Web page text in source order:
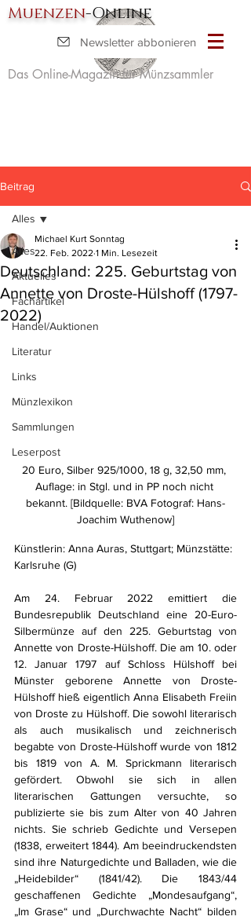
Muenzen-Online
Das Online-Magazin für Münzsammler
Newsletter abbonieren
Beitrag
Alles
Aktuelles
Fachartikel
Handel/Auktionen
Literatur
Links
Münzlexikon
Sammlungen
Leserpost
Alles
Deutschland: 225. Geburtstag von
Annette von Droste-Hülshoff (1797-
2022)
Michael Kurt Sonntag
22. Feb. 2022 1 Min. Lesezeit
20 Euro, Silber 925/1000, 18 g, 32,50 mm,
Auflage: in Stgl. und in PP noch nicht
bekannt. [Bildquelle: BVA Fotograf: Hans-
Joachim Wuthenow]
Künstlerin: Anna Auras, Stuttgart; Münzstätte:
Karlsruhe (G)
Am 24. Februar 2022 emittiert die
Bundesrepublik Deutschland eine 20-Euro-
Silbermünze auf den 225. Geburtstag von
Annette von Droste-Hülshoff. Die am 10. oder
12. Januar 1797 auf Schloss Hülshoff bei
Münster geborene Annette von Droste-
Hülshoff hieß eigentlich Anna Elisabeth Freiin
von Droste zu Hülshoff. Die sowohl literarisch
als auch musikalisch und zeichnerisch
begabte von Droste-Hülshoff wurde von 1812
bis 1819 von A. M. Sprickmann literarisch
gefördert. Obwohl sie sich in allen
literarischen Gattungen versuchte, so
publizierte sie bis zum Alter von 40 Jahren
nichts. Sie schrieb Gedichte und Versepen
(1838, erweitert 1844). Am beeindruckendsten
sind ihre Naturgedichte und Balladen, wie die
„Heidebilder“ (1841/42). Die 1843/44
geschaffenen Gedichte „Mondesaufgang“,
„Im Grase“ und „Durchwachte Nacht“ bilden